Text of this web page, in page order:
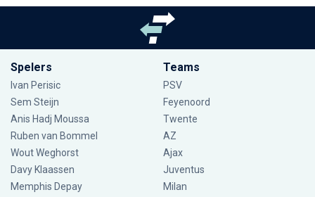
Spelers
Ivan Perisic
Sem Steijn
Anis Hadj Moussa
Ruben van Bommel
Wout Weghorst
Davy Klaassen
Memphis Depay
Teams
PSV
Feyenoord
Twente
AZ
Ajax
Juventus
Milan